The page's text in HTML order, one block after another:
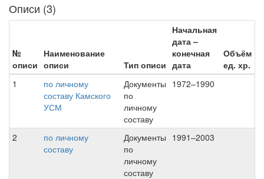
Описи (3)
№
описи
Наименование
описи
Тип описи
Начальная
дата –
конечная
дата
Объём
ед. хр.
1
по личному
составу Камского
УСМ
Документы
по
личному
составу
1972–1990
2
по личному
составу
Документы
по
личному
составу
1991–2003